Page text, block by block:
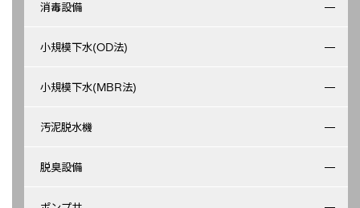
消毒設備
小規模下水(OD法)
小規模下水(MBR法)
汚泥脱水機
脱臭設備